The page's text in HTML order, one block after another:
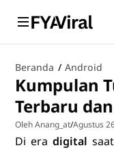
Beranda / Android
Kumpulan
Terbaru
Oleh Anang_at/Agustus
Di era digital